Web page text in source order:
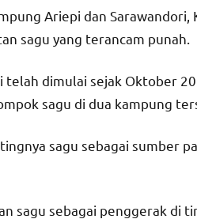
Ariepi dan Sarawandori,
sagu yang terancam punah.
telah dimulai sejak Oktober
sagu di dua kampung
sagu sebagai sumber
sagu sebagai penggerak di